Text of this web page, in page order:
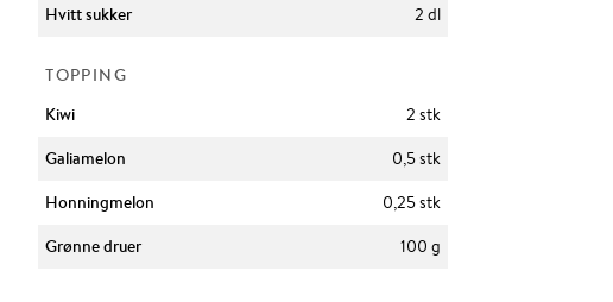
Hvitt sukker
2 dl
TOPPING
Kiwi
2 stk
Galiamelon
0,5 stk
Honningmelon
0,25 stk
Grønne druer
100 g